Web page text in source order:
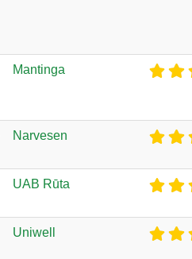
Mantinga
Narvesen
UAB Rūta
Uniwell